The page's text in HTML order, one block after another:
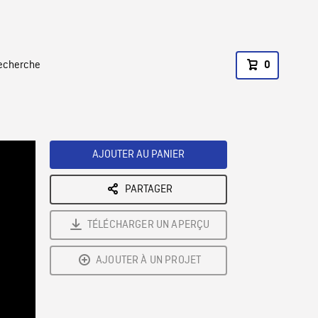
0
AJOUTER AU PANIER
PARTAGER
TÉLÉCHARGER UN APERÇU
AJOUTER À UN PROJET